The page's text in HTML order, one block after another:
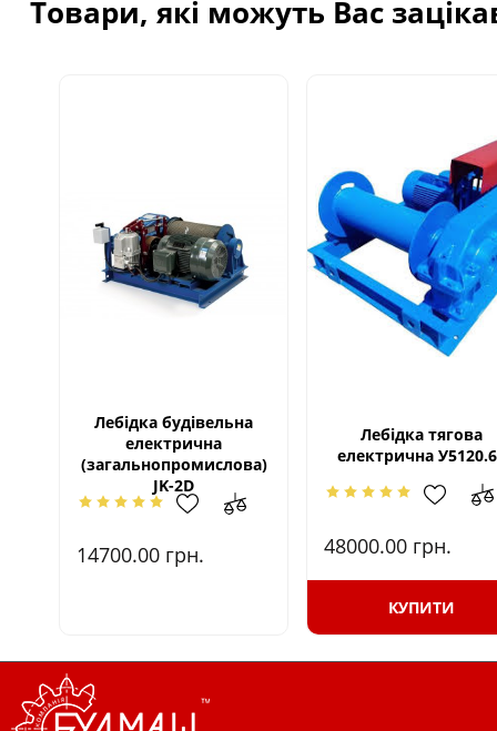
Товари, які можуть Вас
Лебідка будівельна
електрична
(загальнопромислова)
JK-2D
14700.00 грн.
Лебідка тягова
електрична
48000.00 грн.
КУПИТИ